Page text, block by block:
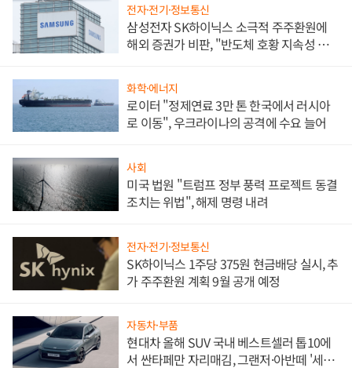
전자·전기·정보통신
삼성전자 SK하이닉스 소극적 주주환원에
해외 증권가 비판, "반도체 호황 지속성 의
화학·에너지
로이터 "정제연료 3만 톤 한국에서 러시아
로 이동", 우크라이나의 공격에 수요 늘어
사회
미국 법원 "트럼프 정부 풍력 프로젝트 동결
조치는 위법", 해제 명령 내려
전자·전기·정보통신
SK하이닉스 1주당 375원 현금배당 실시, 추
가 주주환원 계획 9월 공개 예정
자동차·부품
현대차 올해 SUV 국내 베스트셀러 톱10에
서 싼타페만 자리매김, 그랜저·아반떼 '세단